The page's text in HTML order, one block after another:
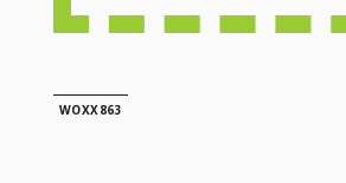
WOXX863